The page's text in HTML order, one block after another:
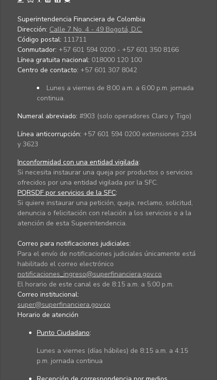
Superintendencia Financiera de Colombia
Dirección: Calle 7 No. 4 - 49 Bogotá, D.C.
Código postal: 111711
Conmutador: +57 601 594 0200 - +57 601 350 8166
Línea gratuita nacional: 018000 120 100
Centro de contacto: +57 601 307 8042
Lunes a viernes de 8:00 a.m. a 6:00 p.m. jornada
continua.
Numeral abreviado: #903 (solo operadores Claro y Tigo)
Línea anticorrupción: +57 601 594 0200 extensiones 2334
y 3623
Inconformidad con una entidad vigilada:
Si necesita instaurar una queja por productos o servicios
ofrecidos por una entidad vigilada por la SFC.
PQRSDF por servicios de la SFC:
Si quiere instaurar una petición, queja, reclamo, solicitud,
denuncia o felicitación con relación a los servicios o a la
atención de esta Superintendencia.
Correo para notificaciones judiciales:
Para el envío de notificaciones judiciales únicamente está
habilitado el correo electrónico
notificaciones_ingreso@superfinanciera.gov.co
El horario de este canal es de 8:15 a.m. a 5:00 p.m.
Correo institucional:
super@superfinanciera.gov.co
Horario de atención
Punto Ciudadano:
Lunes a viernes (días hábiles) de 8:15 a.m. a 4:15
p.m. jornada continua